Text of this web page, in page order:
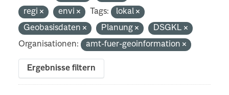
regi
envi Tags:
lokal
Geobasisdaten
Planung
DSGKL
Organisationen:
amt-fuer-geoinformation
Ergebnisse filtern